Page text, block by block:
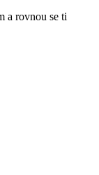
a rovnou se ti